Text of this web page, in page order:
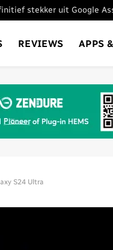
stekker uit Google
REVIEWS APPS
S24 Ultra